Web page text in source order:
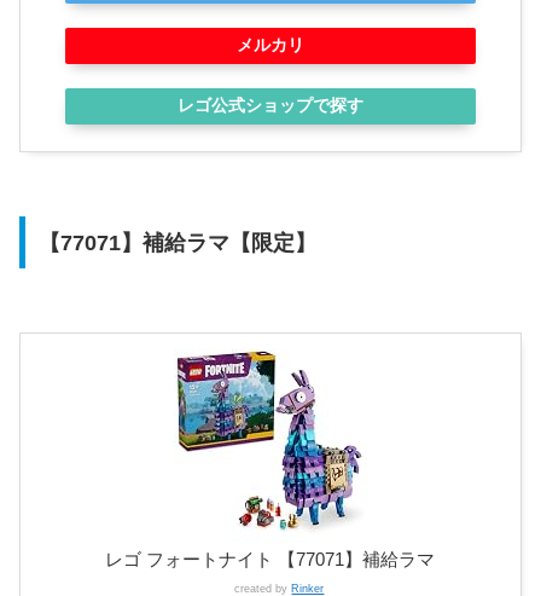
メルカリ
レゴ公式ショップで探す
【77071】補給ラマ【限定】
レゴ フォートナイト 【77071】補給ラマ
created by Rinker